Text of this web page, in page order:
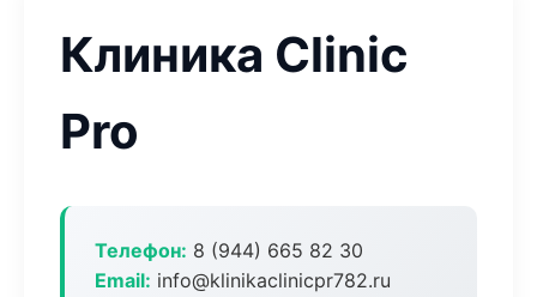
Клиника Clinic
Pro
Телефон: 8 (944) 665 82 30
Email: info@klinikaclinicpr782.ru